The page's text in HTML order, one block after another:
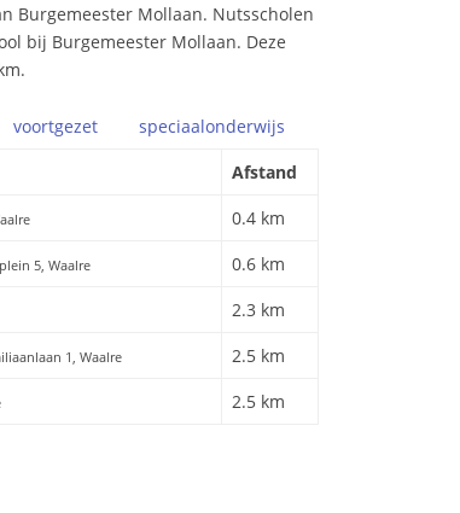
Burgemeester Mollaan. Nutsscholen
bij Burgemeester Mollaan. Deze
voortgezet speciaalonderwijs
Afstand
0.4 km
5, Waalre
0.6 km
2.3 km
1, Waalre
2.5 km
2.5 km